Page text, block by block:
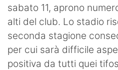
sabato 11, aprono
alti del club. Lo stadio
seconda stagione
per cui sarà difficile
positiva da tutti quei